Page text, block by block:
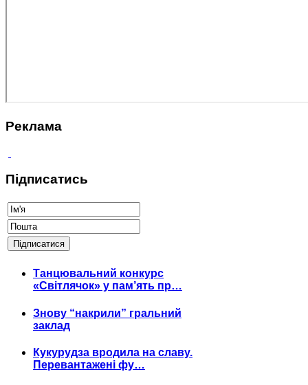
Реклама
Підписатись
Танцювальний конкурс
«Світлячок» у пам’ять пр…
Знову “накрили” гральний
заклад
Кукурудза вродила на славу.
Перевантажені фу…